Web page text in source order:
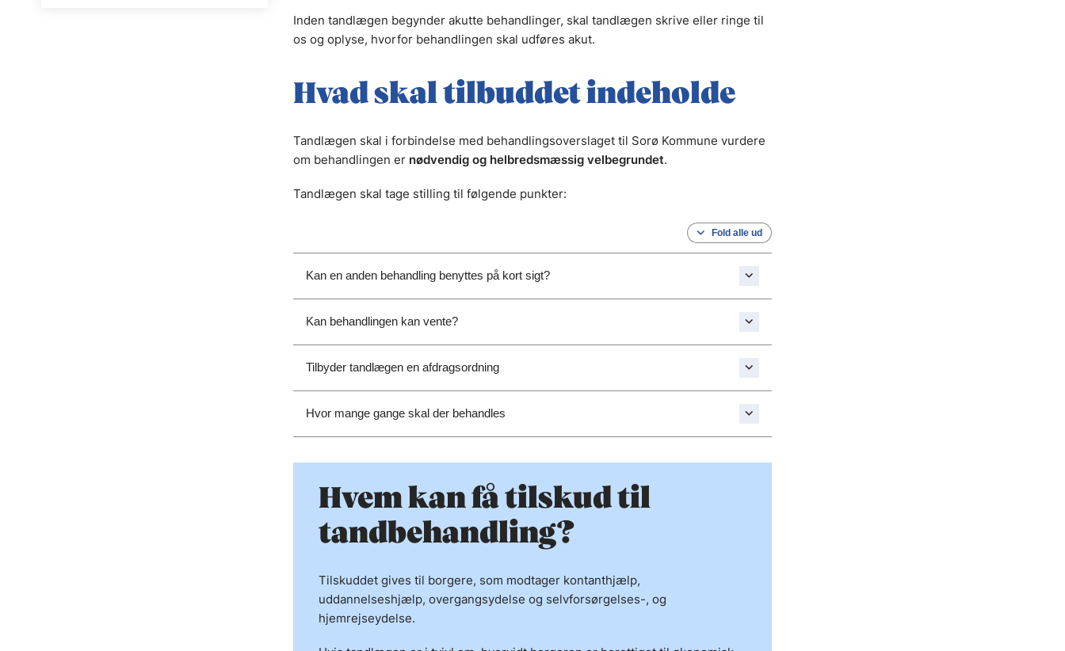
Inden tandlægen begynder akutte behandlinger, skal tandlægen skrive eller ringe til
os og oplyse, hvorfor behandlingen skal udføres akut.
Hvad skal tilbuddet indeholde
Tandlægen skal i forbindelse med behandlingsoverslaget til Sorø Kommune vurdere
om behandlingen er nødvendig og helbredsmæssig velbegrundet.
Tandlægen skal tage stilling til følgende punkter:
Fold alle ud
Kan en anden behandling benyttes på kort sigt?
Kan behandlingen kan vente?
Tilbyder tandlægen en afdragsordning
Hvor mange gange skal der behandles
Hvem kan få tilskud til
tandbehandling?
Tilskuddet gives til borgere, som modtager kontanthjælp,
uddannelseshjælp, overgangsydelse og selvforsørgelses-, og
hjemrejseydelse.